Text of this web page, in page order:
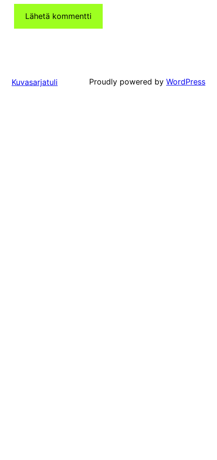
Kuvasarjatuli Proudly powered by WordPress